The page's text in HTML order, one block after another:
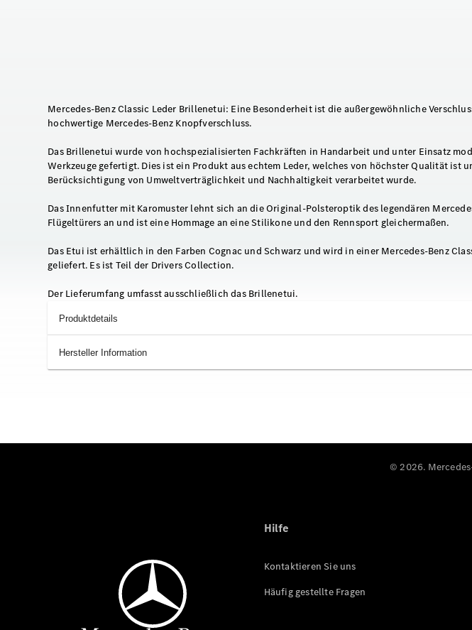
Mercedes-Benz Classic Leder Brillenetui: Eine Besonderheit ist die außergewöhnliche
hochwertige Mercedes-Benz Knopfverschluss.
Das Brillenetui wurde von hochspezialisierten Fachkräften in Handarbeit und unter Einsatz
Werkzeuge gefertigt. Dies ist ein Produkt aus echtem Leder, welches von höchster Qualität ist
Berücksichtigung von Umweltverträglichkeit und Nachhaltigkeit verarbeitet wurde.
Das Innenfutter mit Karomuster lehnt sich an die Original-Polsteroptik des legendären
Flügeltürers an und ist eine Hommage an eine Stilikone und den Rennsport gleichermaßen.
Das Etui ist erhältlich in den Farben Cognac und Schwarz und wird in einer Mercedes-Benz
geliefert. Es ist Teil der Drivers Collection.
Der Lieferumfang umfasst ausschließlich das Brillenetui.
Produktdetails
Hersteller Information
© 2026.
Hilfe
Kontaktieren Sie uns
Häufig gestellte Fragen